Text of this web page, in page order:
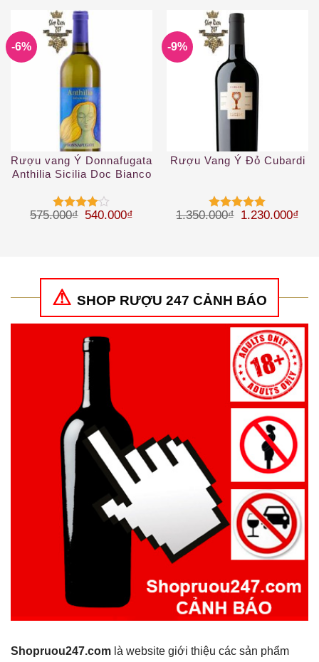
5 sao
45 sao
-6%
Rượu vang Ý Donnafugata
Anthilia Sicilia Doc Bianco
Được
575.000₫ Giá gốc là: 575.000₫.
540.000₫ Giá hiện tại là: 540.000₫.
-9%
Rượu Vang Ý Đỏ Cubardi
Được xếp
1.350.000₫ Giá gốc là:
1.230.000₫
SHOP RƯỢU 247 CẢNH BÁO
Shopruou247.com là website giới thiệu các sản phẩm